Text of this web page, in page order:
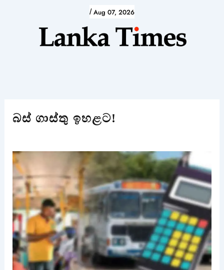
/ Aug 07, 2026
බස් ගාස්තු ඉහළට!